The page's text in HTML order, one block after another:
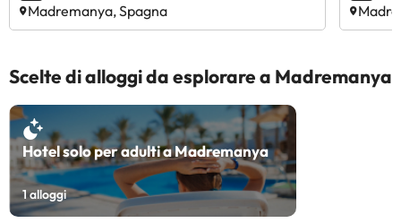
Madremanya, Spagna
Scelte di alloggi da esplorare a Madremanya
Hotel solo per adulti a Madremanya
1alloggi